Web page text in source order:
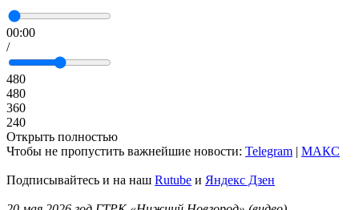
00:00
/
480
480
360
240
Открыть полностью
Чтобы не пропустить важнейшие новости: Telegram | MAКС
Подписывайтесь и на наш Rutube и Яндекс Дзен